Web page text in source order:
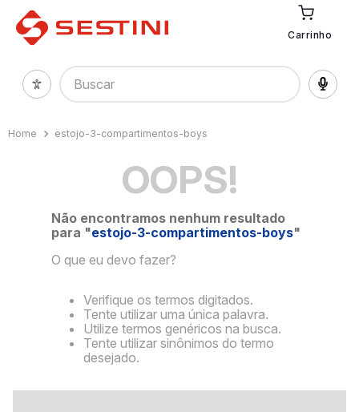
Carrinho
Buscar
estojo-3-compartimentos-boys
OOPS!
Não encontramos nenhum resultado
para "estojo-3-compartimentos-boys"
O que eu devo fazer?
Verifique os termos digitados.
Tente utilizar uma única palavra.
Utilize termos genéricos na busca.
Tente utilizar sinônimos do termo
desejado.